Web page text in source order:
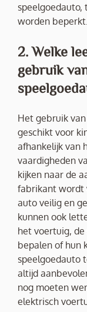
speelgoedauto,
worden beperkt.
2. Welke
gebruik
Het gebruik
geschikt voor
afhankelijk van
vaardigheden
kijken naar de
fabrikant wordt
auto veilig en
kunnen ook
het voertuig,
bepalen of hun
speelgoedauto
altijd
nog moeten
elektrisch